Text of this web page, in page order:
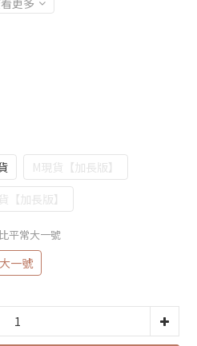
更多
M現貨【加長版】
【加長版】
平常大一號
一號